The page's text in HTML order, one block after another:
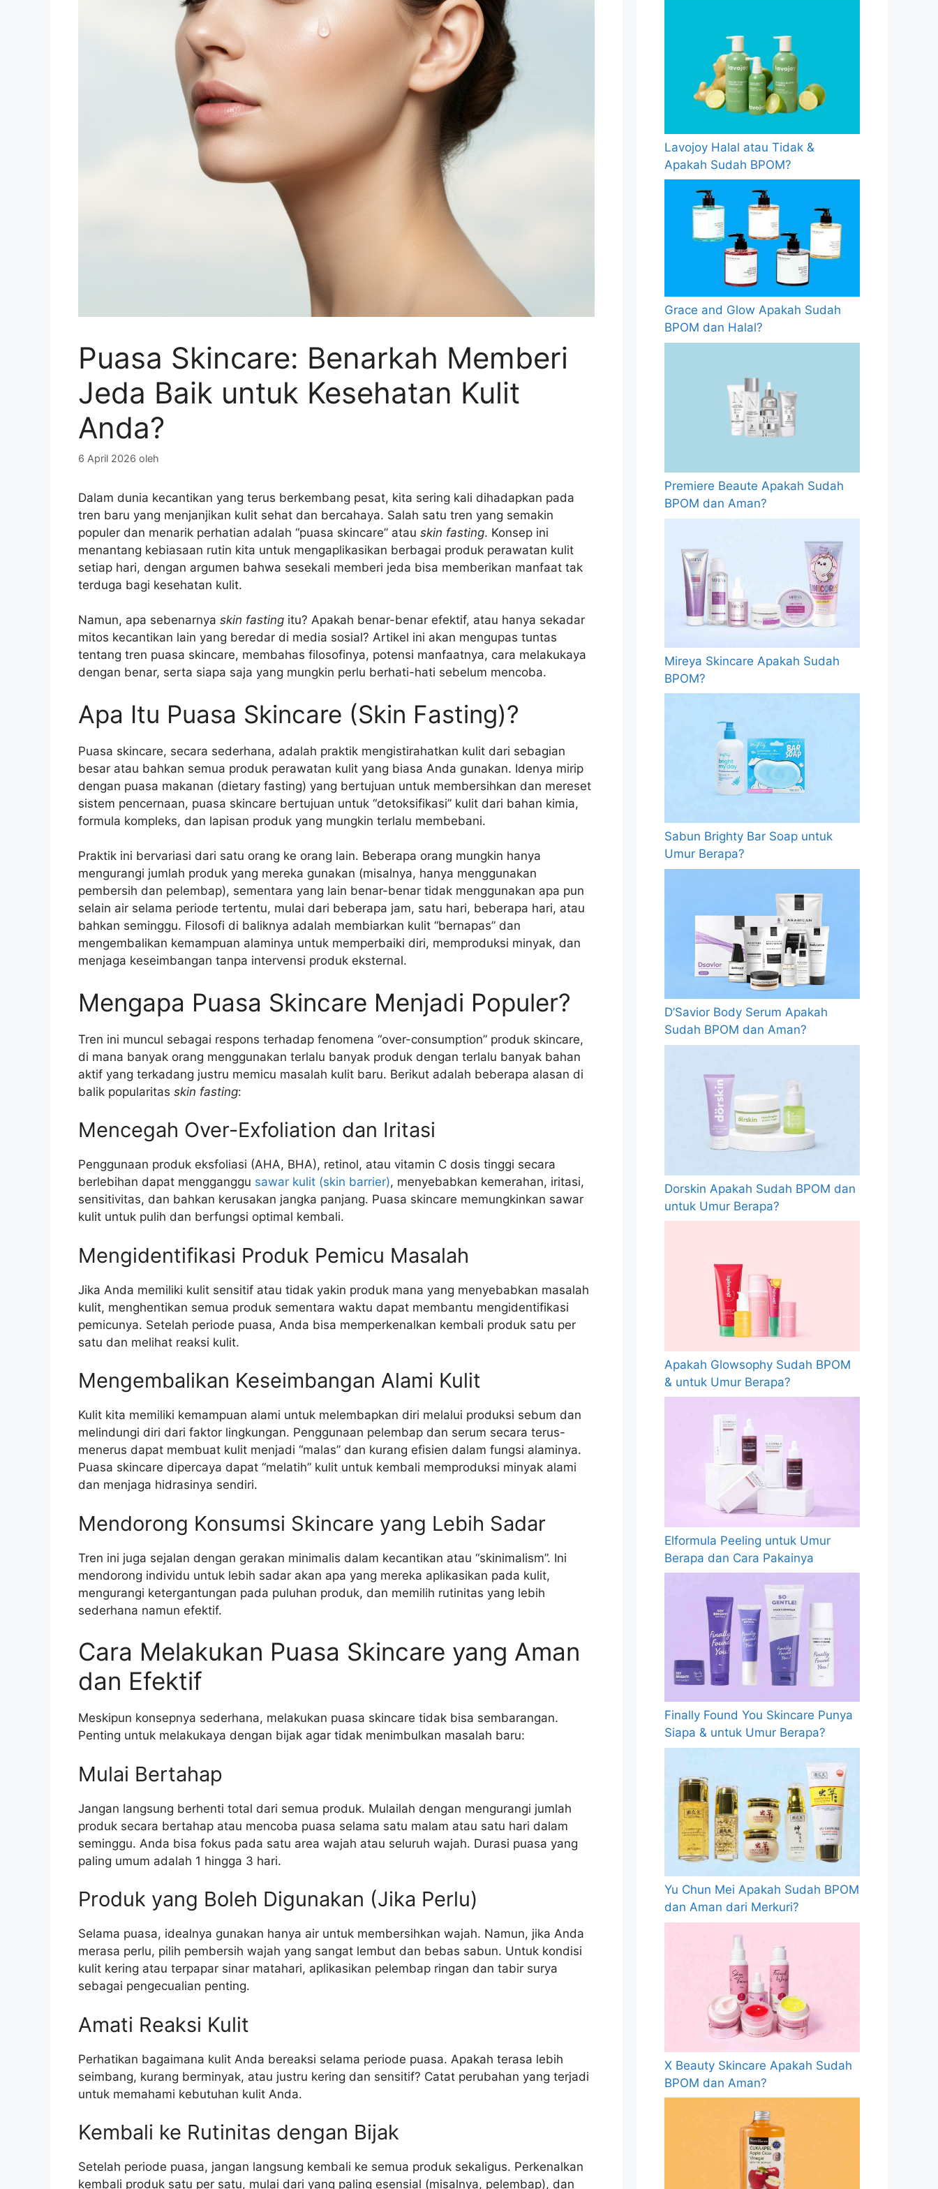
Puasa Skincare: Benarkah Memberi
Jeda Baik untuk Kesehatan Kulit
Anda?
6 April 2026 oleh
Dalam dunia kecantikan yang terus berkembang pesat, kita sering kali dihadapkan pada
tren baru yang menjanjikan kulit sehat dan bercahaya. Salah satu tren yang semakin
populer dan menarik perhatian adalah “puasa skincare” atau skin fasting. Konsep ini
menantang kebiasaan rutin kita untuk mengaplikasikan berbagai produk perawatan kulit
setiap hari, dengan argumen bahwa sesekali memberi jeda bisa memberikan manfaat tak
terduga bagi kesehatan kulit.
Namun, apa sebenarnya skin fasting itu? Apakah benar-benar efektif, atau hanya sekadar
mitos kecantikan lain yang beredar di media sosial? Artikel ini akan mengupas tuntas
tentang tren puasa skincare, membahas filosofinya, potensi manfaatnya, cara melakukaya
dengan benar, serta siapa saja yang mungkin perlu berhati-hati sebelum mencoba.
Apa Itu Puasa Skincare (Skin Fasting)?
Puasa skincare, secara sederhana, adalah praktik mengistirahatkan kulit dari sebagian
besar atau bahkan semua produk perawatan kulit yang biasa Anda gunakan. Idenya mirip
dengan puasa makanan (dietary fasting) yang bertujuan untuk membersihkan dan mereset
sistem pencernaan, puasa skincare bertujuan untuk “detoksifikasi” kulit dari bahan kimia,
formula kompleks, dan lapisan produk yang mungkin terlalu membebani.
Praktik ini bervariasi dari satu orang ke orang lain. Beberapa orang mungkin hanya
mengurangi jumlah produk yang mereka gunakan (misalnya, hanya menggunakan
pembersih dan pelembap), sementara yang lain benar-benar tidak menggunakan apa pun
selain air selama periode tertentu, mulai dari beberapa jam, satu hari, beberapa hari, atau
bahkan seminggu. Filosofi di baliknya adalah membiarkan kulit “bernapas” dan
mengembalikan kemampuan alaminya untuk memperbaiki diri, memproduksi minyak, dan
menjaga keseimbangan tanpa intervensi produk eksternal.
Mengapa Puasa Skincare Menjadi Populer?
Tren ini muncul sebagai respons terhadap fenomena “over-consumption” produk skincare,
di mana banyak orang menggunakan terlalu banyak produk dengan terlalu banyak bahan
aktif yang terkadang justru memicu masalah kulit baru. Berikut adalah beberapa alasan di
balik popularitas skin fasting:
Mencegah Over-Exfoliation dan Iritasi
Penggunaan produk eksfoliasi (AHA, BHA), retinol, atau vitamin C dosis tinggi secara
berlebihan dapat mengganggu sawar kulit (skin barrier), menyebabkan kemerahan, iritasi,
sensitivitas, dan bahkan kerusakan jangka panjang. Puasa skincare memungkinkan sawar
kulit untuk pulih dan berfungsi optimal kembali.
Mengidentifikasi Produk Pemicu Masalah
Jika Anda memiliki kulit sensitif atau tidak yakin produk mana yang menyebabkan masalah
kulit, menghentikan semua produk sementara waktu dapat membantu mengidentifikasi
pemicunya. Setelah periode puasa, Anda bisa memperkenalkan kembali produk satu per
satu dan melihat reaksi kulit.
Mengembalikan Keseimbangan Alami Kulit
Kulit kita memiliki kemampuan alami untuk melembapkan diri melalui produksi sebum dan
melindungi diri dari faktor lingkungan. Penggunaan pelembap dan serum secara terus-
menerus dapat membuat kulit menjadi “malas” dan kurang efisien dalam fungsi alaminya.
Puasa skincare dipercaya dapat “melatih” kulit untuk kembali memproduksi minyak alami
dan menjaga hidrasinya sendiri.
Mendorong Konsumsi Skincare yang Lebih Sadar
Tren ini juga sejalan dengan gerakan minimalis dalam kecantikan atau “skinimalism”. Ini
mendorong individu untuk lebih sadar akan apa yang mereka aplikasikan pada kulit,
mengurangi ketergantungan pada puluhan produk, dan memilih rutinitas yang lebih
sederhana namun efektif.
Cara Melakukan Puasa Skincare yang Aman
dan Efektif
Meskipun konsepnya sederhana, melakukan puasa skincare tidak bisa sembarangan.
Penting untuk melakukaya dengan bijak agar tidak menimbulkan masalah baru:
Mulai Bertahap
Jangan langsung berhenti total dari semua produk. Mulailah dengan mengurangi jumlah
produk secara bertahap atau mencoba puasa selama satu malam atau satu hari dalam
seminggu. Anda bisa fokus pada satu area wajah atau seluruh wajah. Durasi puasa yang
paling umum adalah 1 hingga 3 hari.
Produk yang Boleh Digunakan (Jika Perlu)
Selama puasa, idealnya gunakan hanya air untuk membersihkan wajah. Namun, jika Anda
merasa perlu, pilih pembersih wajah yang sangat lembut dan bebas sabun. Untuk kondisi
kulit kering atau terpapar sinar matahari, aplikasikan pelembap ringan dan tabir surya
sebagai pengecualian penting.
Amati Reaksi Kulit
Perhatikan bagaimana kulit Anda bereaksi selama periode puasa. Apakah terasa lebih
seimbang, kurang berminyak, atau justru kering dan sensitif? Catat perubahan yang terjadi
untuk memahami kebutuhan kulit Anda.
Kembali ke Rutinitas dengan Bijak
Setelah periode puasa, jangan langsung kembali ke semua produk sekaligus. Perkenalkan
kembali produk satu per satu, mulai dari yang paling esensial (misalnya, pelembap), dan
Lavojoy Halal atau Tidak &
Apakah Sudah BPOM?
Grace and Glow Apakah Sudah
BPOM dan Halal?
Premiere Beaute Apakah Sudah
BPOM dan Aman?
Mireya Skincare Apakah Sudah
BPOM?
Sabun Brighty Bar Soap untuk
Umur Berapa?
D’Savior Body Serum Apakah
Sudah BPOM dan Aman?
Dorskin Apakah Sudah BPOM dan
untuk Umur Berapa?
Apakah Glowsophy Sudah BPOM
& untuk Umur Berapa?
Elformula Peeling untuk Umur
Berapa dan Cara Pakainya
Finally Found You Skincare Punya
Siapa & untuk Umur Berapa?
Yu Chun Mei Apakah Sudah BPOM
dan Aman dari Merkuri?
X Beauty Skincare Apakah Sudah
BPOM dan Aman?